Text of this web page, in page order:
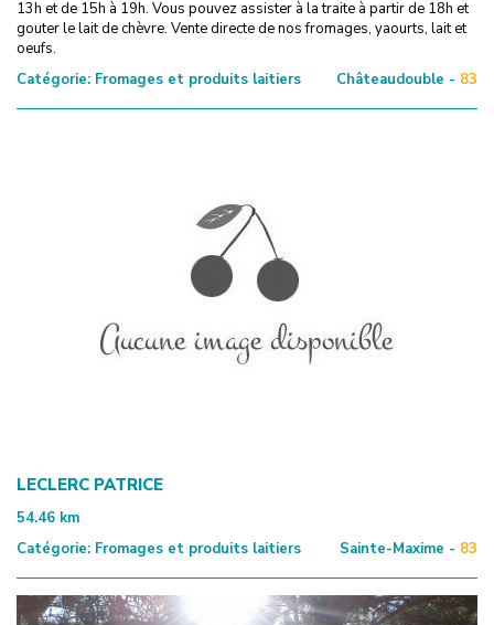
13h et de 15h à 19h. Vous pouvez assister à la traite à partir de 18h et
gouter le lait de chèvre. Vente directe de nos fromages, yaourts, lait et
oeufs.
Catégorie: Fromages et produits laitiers Châteaudouble - 83
LECLERC PATRICE
54.46 km
Catégorie: Fromages et produits laitiers Sainte-Maxime - 83